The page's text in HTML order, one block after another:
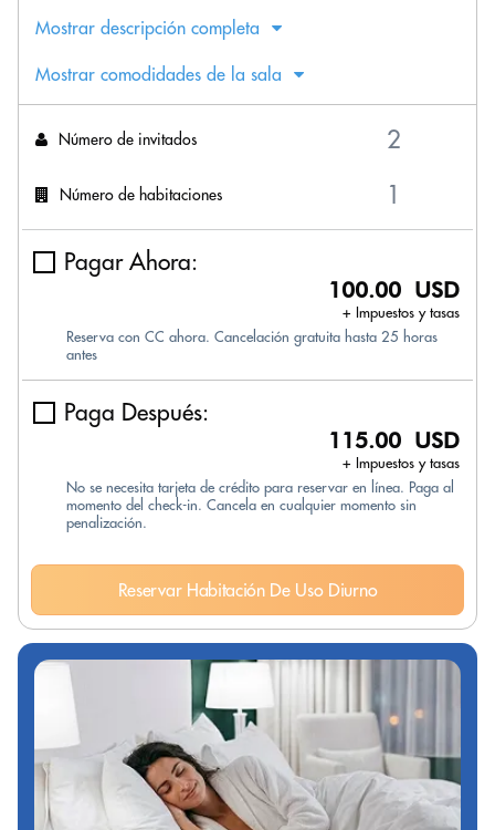
Mostrar descripción completa
Mostrar comodidades de la sala
Número de invitados
Número de habitaciones
Pagar Ahora:
100.00 USD
+ Impuestos y tasas
Reserva con CC ahora. Cancelación gratuita hasta 25 horas
antes
Paga Después:
115.00 USD
+ Impuestos y tasas
No se necesita tarjeta de crédito para reservar en línea. Paga al
momento del check-in. Cancela en cualquier momento sin
penalización.
Reservar Habitación De Uso Diurno